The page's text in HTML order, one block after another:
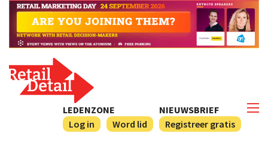
NIEUWSBRIEF
Registreer gratis
LEDENZONE
Log in
Word lid